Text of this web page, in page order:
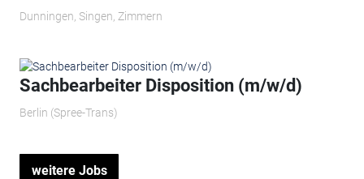
Dunningen, Singen, Zimmern
Sachbearbeiter Disposition (m/w/d)
Berlin (Spree-Trans)
weitere Jobs